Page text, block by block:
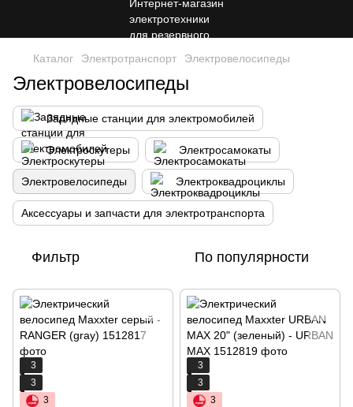
Каталог Электротранспорт Электровелосипеды
Электровелосипеды
Зарядные станции для электромобилей
Электроскутеры Электросамокаты
Электровелосипеды Электроквадроциклы
Аксессуары и запчасти для электротранспорта
Фильтр По популярности
3
3
3
3
3
3